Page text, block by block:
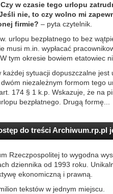
w czasie tego urlopu
nie, to czy wolno mi
firmie? – pyta czytelnik.
urlopu bezpłatnego to bez
musi m.in. wypłacać
tym okresie bowiem etatowiec
każdej sytuacji dopuszczalne
niezależnym formom tego
174 § 1 k.p. Wskazuje, że na
bezpłatnego. Drugą formę...
do treści Archiwum.rp.pl
Rzeczpospolitej to wygodna
dziennika od 1993 roku.
ekonomiczną i prawną.
tekstów w jednym miejscu.